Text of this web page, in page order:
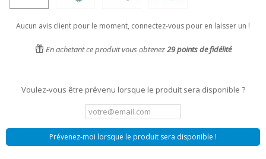
Aucun avis client pour le moment, connectez-vous pour en laisser un !
En achetant ce produit vous obtenez29points de fidélité
Voulez-vous être prévenu lorsque le produit sera disponible ?
Prévenez-moi lorsque le produit sera disponible !